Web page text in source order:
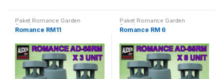
Paket Romance Garden
Speaker
Romance RM11
Paket Romance Garden
Speaker
Romance RM 6